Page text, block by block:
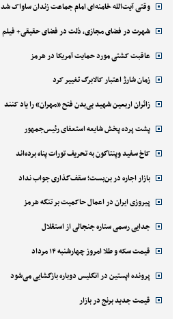
وقتی آیت‌الله خامنه‌ای امام جماعت زندان ساواک شد
شهرت در فضای مجازی، ذلت در فضای حقیقی+ فیلم
عاقبت کشتی مورد حمایت آمریکا در هرمز
زمان شارژ اعتبار کالابرگ تغییر کرد
زائران اربعین شهید بی‌بدن فتح «مهران» را یاد کنند
پشت پرده پخش شایعه استعفای رئیس‌جمهور
کاخ سفید وپنتاگون به تحریف تورات پناه برده‌اند
بازار اجاره در بن‌بست؛ سقف‌گذاری جواب نداد
پیروزی ایران در اعمال حاکمیت بر تنگه هرمز
جدایی رسمی ستاره جنجالی از استقلال
قیمت سکه و طلا امروز چهارشنبه ۱۴ مرداد
پرونده اپستین در انگلیس دوباره بازگشایی می‌شود
قیمت جدید برنج در بازار